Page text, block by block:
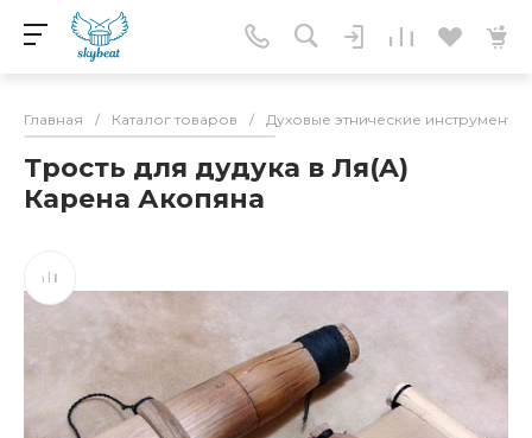
Главная / Каталог товаров / Духовые этнические инструменты
Трость для дудука в Ля(A)
Карена Акопяна